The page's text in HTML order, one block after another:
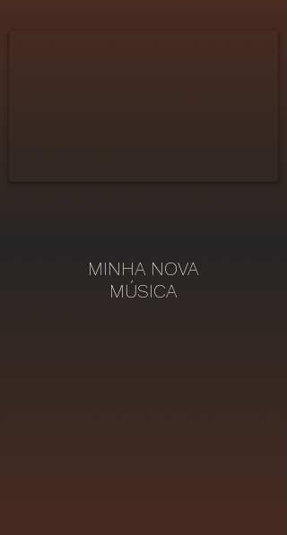
MINHA NOVA
MÚSICA